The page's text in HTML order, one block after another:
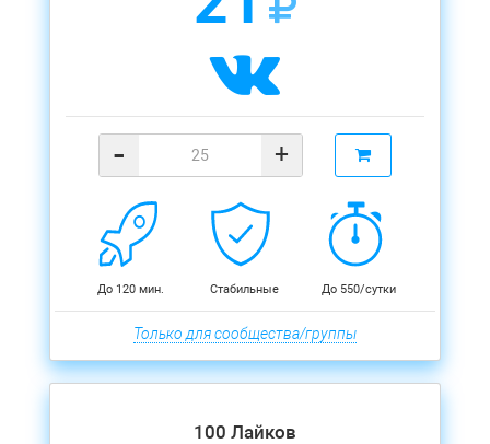
- +
До 120 мин. Стабильные До 550/сутки
Только для сообщества/группы
100 Лайков